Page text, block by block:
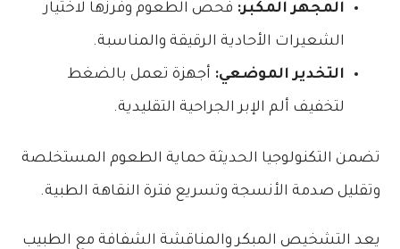
المجهر المكبر: فحص الطعوم وفرزها لاختيار
الشعيرات الأحادية الرقيقة والمناسبة.
التخدير الموضعي: أجهزة تعمل بالضغط
لتخفيف ألم الإبر الجراحية التقليدية.
تضمن التكنولوجيا الحديثة حماية الطعوم المستخلصة
وتقليل صدمة الأنسجة وتسريع فترة النقاهة الطبية.
يعد التشخيص المبكر والمناقشة الشفافة مع الطبيب